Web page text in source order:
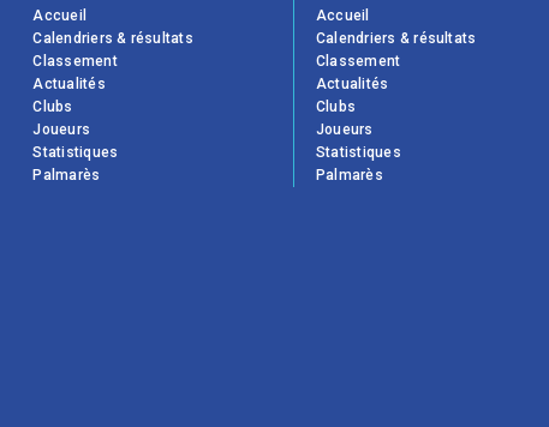
Accueil
Calendriers & résultats
Classement
Actualités
Clubs
Joueurs
Statistiques
Palmarès
Accueil
Calendriers & résultats
Classement
Actualités
Clubs
Joueurs
Statistiques
Palmarès